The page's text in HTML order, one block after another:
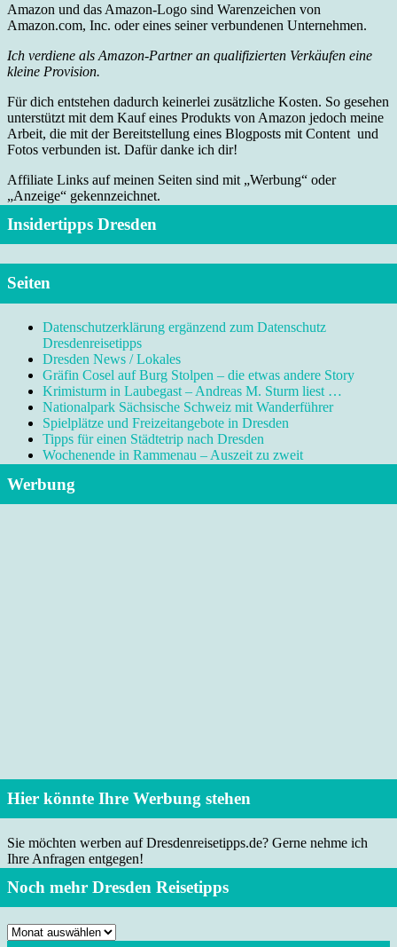
Amazon und das Amazon-Logo sind Warenzeichen von
Amazon.com, Inc. oder eines seiner verbundenen Unternehmen.
Ich verdiene als Amazon-Partner an qualifizierten Verkäufen eine
kleine Provision.
Für dich entstehen dadurch keinerlei zusätzliche Kosten. So gesehen
unterstützt mit dem Kauf eines Produkts von Amazon jedoch meine
Arbeit, die mit der Bereitstellung eines Blogposts mit Content und
Fotos verbunden ist. Dafür danke ich dir!
Affiliate Links auf meinen Seiten sind mit „Werbung“ oder
„Anzeige“ gekennzeichnet.
Insidertipps Dresden
Seiten
Datenschutzerklärung ergänzend zum Datenschutz
Dresdenreisetipps
Dresden News / Lokales
Gräfin Cosel auf Burg Stolpen – die etwas andere Story
Krimisturm in Laubegast – Andreas M. Sturm liest …
Nationalpark Sächsische Schweiz mit Wanderführer
Spielplätze und Freizeitangebote in Dresden
Tipps für einen Städtetrip nach Dresden
Wochenende in Rammenau – Auszeit zu zweit
Werbung
Hier könnte Ihre Werbung stehen
Sie möchten werben auf Dresdenreisetipps.de? Gerne nehme ich
Ihre Anfragen entgegen!
Noch mehr Dresden Reisetipps
Noch